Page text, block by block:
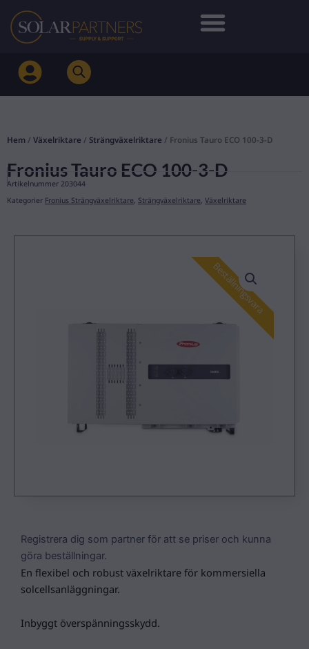
Hoppa
innehåll
Hem / Växelriktare / Strängväxelriktare / Fronius Tauro ECO 100-3-D
Fronius Tauro ECO 100-3-D
Artikelnummer 203044
Kategorier Fronius Strängväxelriktare, Strängväxelriktare, Växelriktare
Beställningsvara
Registrera dig som partner för att se priser och kunna
göra beställningar.
En flexibel och robust växelriktare för kommersiella
solcellsanläggningar.
Inbyggt överspänningsskydd.